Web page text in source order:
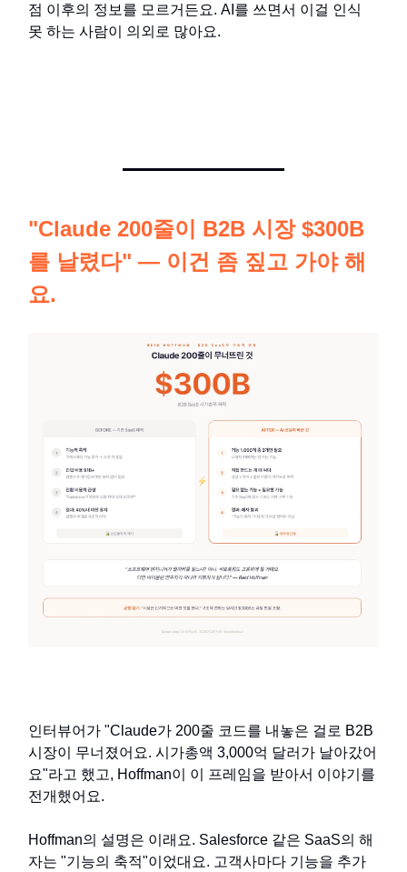
점 이후의 정보를 모르거든요. AI를 쓰면서 이걸 인식
못 하는 사람이 의외로 많아요.
"Claude 200줄이 B2B 시장 $300B
를 날렸다" — 이건 좀 짚고 가야 해
요.
인터뷰어가 "Claude가 200줄 코드를 내놓은 걸로 B2B
시장이 무너졌어요. 시가총액 3,000억 달러가 날아갔어
요"라고 했고, Hoffman이 이 프레임을 받아서 이야기를
전개했어요.
Hoffman의 설명은 이래요. Salesforce 같은 SaaS의 해
자는 "기능의 축적"이었대요. 고객사마다 기능을 추가